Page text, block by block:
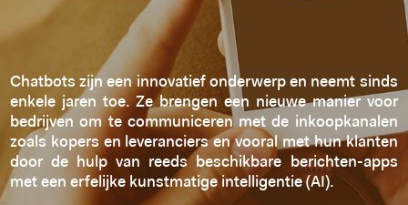
Chatbots zijn een innovatief onderwerp en neemt sinds
enkele jaren toe. Ze brengen een nieuwe manier voor
bedrijven om te communiceren met de inkoopkanalen
zoals kopers en leveranciers en vooral met hun klanten
door de hulp van reeds beschikbare berichten-apps
met een erfelijke kunstmatige intelligentie (AI).